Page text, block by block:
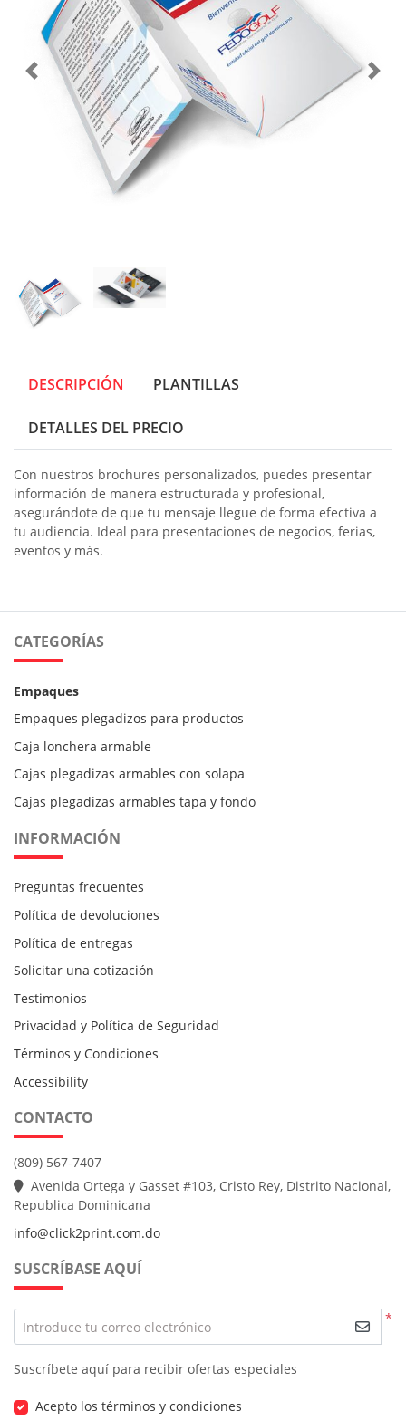
DESCRIPCIÓN PLANTILLAS
DETALLES DEL PRECIO
Con nuestros brochures personalizados, puedes presentar
información de manera estructurada y profesional,
asegurándote de que tu mensaje llegue de forma efectiva a
tu audiencia. Ideal para presentaciones de negocios, ferias,
eventos y más.
CATEGORÍAS
Empaques
Empaques plegadizos para productos
Caja lonchera armable
Cajas plegadizas armables con solapa
Cajas plegadizas armables tapa y fondo
INFORMACIÓN
Preguntas frecuentes
Política de devoluciones
Política de entregas
Solicitar una cotización
Testimonios
Privacidad y Política de Seguridad
Términos y Condiciones
Accessibility
CONTACTO
(809) 567-7407
Avenida Ortega y Gasset #103, Cristo Rey, Distrito Nacional,
Republica Dominicana
info@click2print.com.do
SUSCRÍBASE AQUÍ
*
Introduce tu correo electrónico
Suscríbete aquí para recibir ofertas especiales
Acepto los términos y condiciones